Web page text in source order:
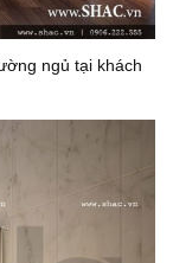
ngủ tại khách